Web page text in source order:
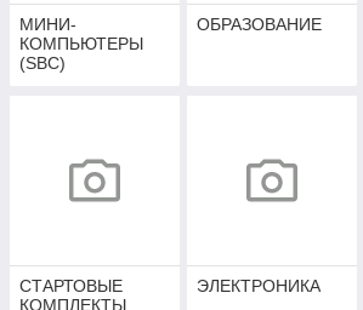
МИНИ-
КОМПЬЮТЕРЫ
(SBC)
ОБРАЗОВАНИЕ
СТАРТОВЫЕ
КОМПЛЕКТЫ
ЭЛЕКТРОНИКА